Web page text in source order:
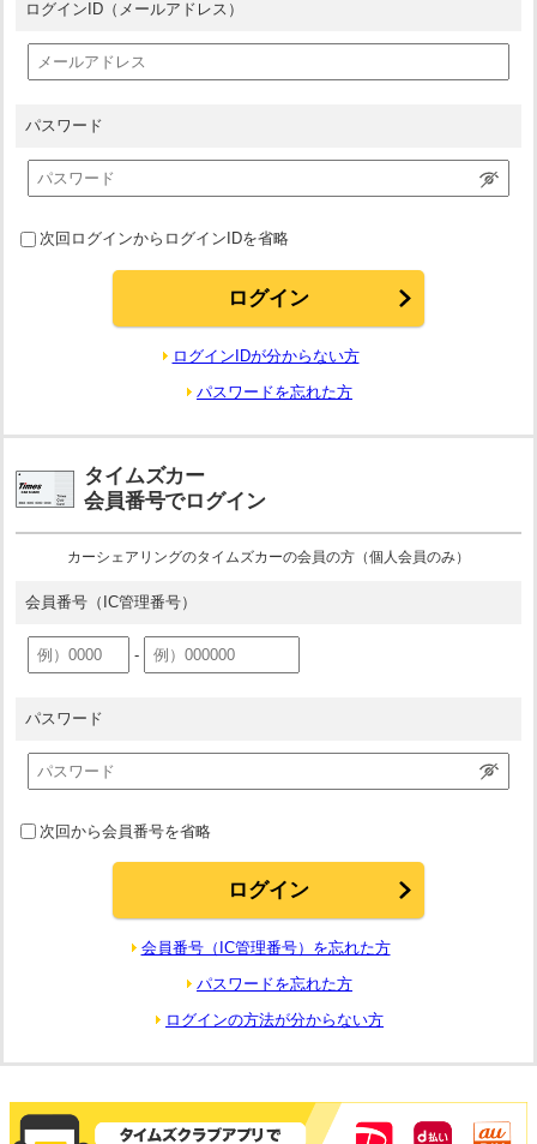
ログインID （メールアドレス）
パスワード
次回ログインからログインIDを省略
ログインIDが分からない方
パスワードを忘れた方
タイムズカー
会員番号でログイン
カーシェアリングのタイムズカーの会員の方（個人会員のみ）
会員番号 （IC管理番号）
-
パスワード
次回から会員番号を省略
会員番号（IC管理番号）を忘れた方
パスワードを忘れた方
ログインの方法が分からない方